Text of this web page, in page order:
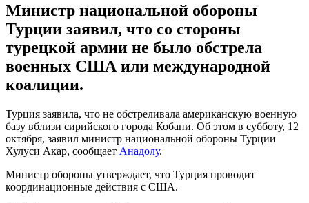
Министр национальной обороны
Турции заявил, что со стороны
турецкой армии не было обстрела
военных США или международной
коалиции.
Турция заявила, что не обстреливала американскую военную
базу вблизи сирийского города Кобани. Об этом в субботу, 12
октября, заявил министр национальной обороны Турции
Хулуси Акар, сообщает Анадолу.
Министр обороны утверждает, что Турция проводит
координационные действия с США.